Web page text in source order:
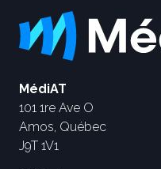
MédiAT
101 1re Ave O
Amos, Québec
J9T 1V1